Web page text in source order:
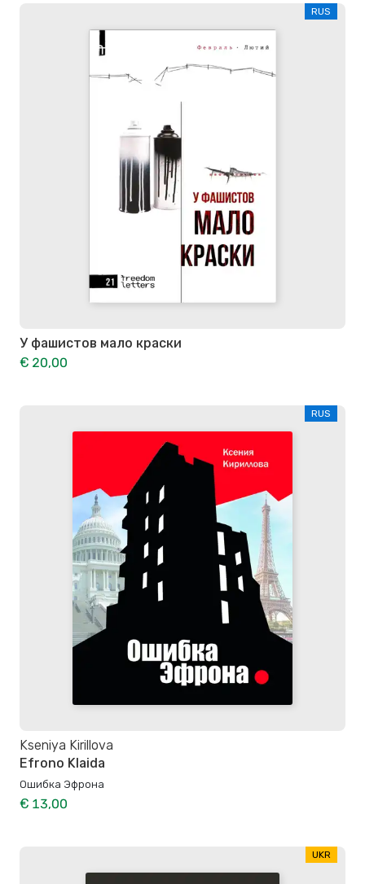
RUS
У фашистов мало краски
€ 20,00
RUS
Kseniya Kirillova
Efrono Klaida
Ошибка Эфрона
€ 13,00
UKR